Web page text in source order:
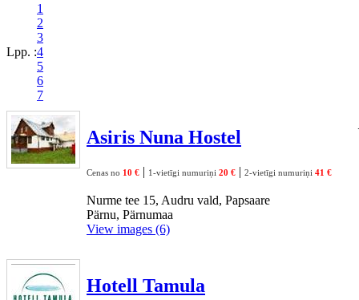
Lpp. :
1
2
3
4
5
6
7
Asiris Nuna Hostel
Cenas no 10 € | 1-vietīgi numuriņi 20 € | 2-vietīgi numuriņi 41 €
Nurme tee 15, Audru vald, Papsaare
Pärnu, Pärnumaa
View images (6)
Hotell Tamula